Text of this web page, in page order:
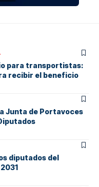
para transportistas:
recibir el beneficio
Junta de Portavoces
diputados del